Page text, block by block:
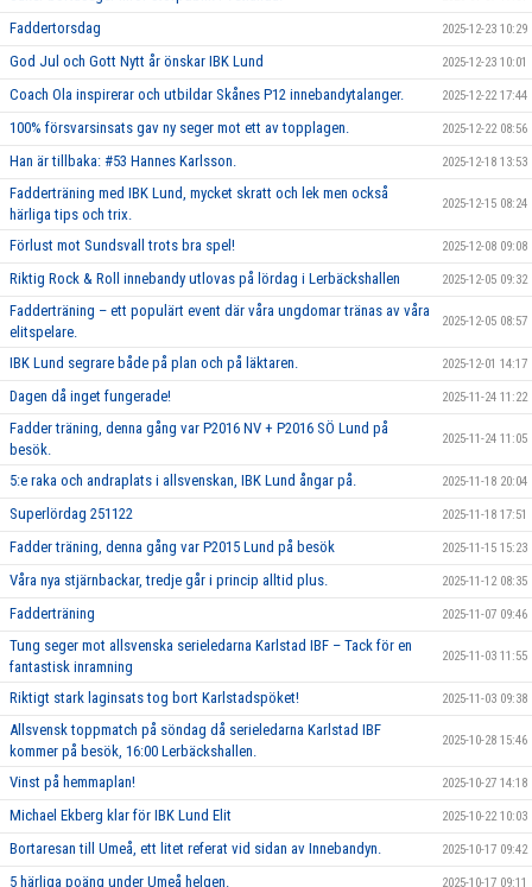
Faddertorsdag 2025-12-23 10:29
God Jul och Gott Nytt år önskar IBK Lund 2025-12-23 10:01
Coach Ola inspirerar och utbildar Skånes P12 innebandytalanger. 2025-12-22 17:44
100% försvarsinsats gav ny seger mot ett av topplagen. 2025-12-22 08:56
Han är tillbaka: #53 Hannes Karlsson. 2025-12-18 13:53
Fadderträning med IBK Lund, mycket skratt och lek men också
härliga tips och trix.
2025-12-15 08:24
Förlust mot Sundsvall trots bra spel! 2025-12-08 09:08
Riktig Rock & Roll innebandy utlovas på lördag i Lerbäckshallen 2025-12-05 09:32
Fadderträning – ett populärt event där våra ungdomar tränas av våra
elitspelare.
2025-12-05 08:57
IBK Lund segrare både på plan och på läktaren. 2025-12-01 14:17
Dagen då inget fungerade! 2025-11-24 11:22
Fadder träning, denna gång var P2016 NV + P2016 SÖ Lund på
besök.
2025-11-24 11:05
5:e raka och andraplats i allsvenskan, IBK Lund ångar på. 2025-11-18 20:04
Superlördag 251122 2025-11-18 17:51
Fadder träning, denna gång var P2015 Lund på besök 2025-11-15 15:23
Våra nya stjärnbackar, tredje går i princip alltid plus. 2025-11-12 08:35
Fadderträning 2025-11-07 09:46
Tung seger mot allsvenska serieledarna Karlstad IBF – Tack för en
fantastisk inramning
2025-11-03 11:55
Riktigt stark laginsats tog bort Karlstadspöket! 2025-11-03 09:38
Allsvensk toppmatch på söndag då serieledarna Karlstad IBF
kommer på besök, 16:00 Lerbäckshallen.
2025-10-28 15:46
Vinst på hemmaplan! 2025-10-27 14:18
Michael Ekberg klar för IBK Lund Elit 2025-10-22 10:03
Bortaresan till Umeå, ett litet referat vid sidan av Innebandyn. 2025-10-17 09:42
5 härliga poäng under Umeå helgen. 2025-10-17 09:11